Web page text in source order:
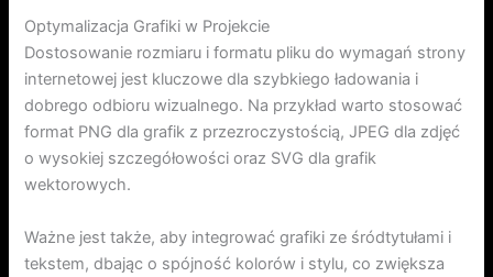
Optymalizacja Grafiki w Projekcie
Dostosowanie rozmiaru i formatu pliku do wymagań strony
internetowej jest kluczowe dla szybkiego ładowania i
dobrego odbioru wizualnego. Na przykład warto stosować
format PNG dla grafik z przezroczystością, JPEG dla zdjęć
o wysokiej szczegółowości oraz SVG dla grafik
wektorowych.
Ważne jest także, aby integrować grafiki ze śródtytułami i
tekstem, dbając o spójność kolorów i stylu, co zwiększa